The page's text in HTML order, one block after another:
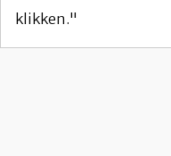
klikken."